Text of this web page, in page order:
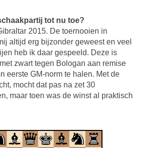
tot nu toe?
2015. De toernooien in
altijd erg bijzonder geweest en veel
heb ik daar gespeeld. Deze is
zwart tegen Bologan aan remise
eerste GM-norm te halen. Met de
mocht dat pas na zet 30
maar toen was de winst al praktisch